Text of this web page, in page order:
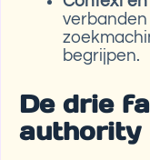
begrijpen.
De drie
authority